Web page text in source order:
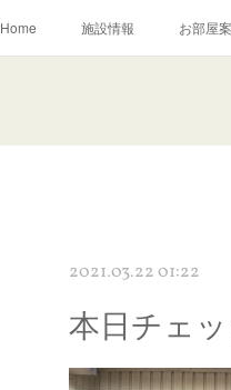
Home 施設情報 お部屋
2021.03.22 01:22
本日チェ